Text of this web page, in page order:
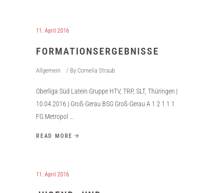
11. April 2016
FORMATIONSERGEBNISSE
Allgemein By Cornelia Straub
Oberliga Süd Latein Gruppe HTV, TRP, SLT, Thüringen |
10.04.2016 | Groß-Gerau BSG Groß-Gerau A 1 2 1 1 1
FG Metropol
READ MORE
11. April 2016